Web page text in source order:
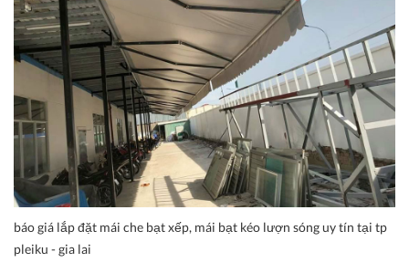
báo giá lắp đặt mái che bạt xếp, mái bạt kéo lượn sóng uy tín tại tp
pleiku - gia lai